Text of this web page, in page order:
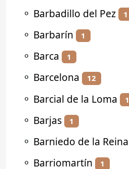
⚬ Barbadillo del Pez 1
⚬ Barbarín 1
⚬ Barca 1
⚬ Barcelona 12
⚬ Barcial de la Loma 1
⚬ Barjas 1
⚬ Barniedo de la Reina
⚬ Barriomartín 1